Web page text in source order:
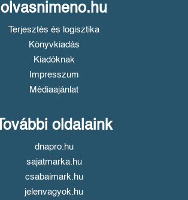
olvasnimeno.hu
Terjesztés és logisztika
Könyvkiadás
Kiadóknak
Impresszum
Médiaajánlat
További oldalaink
dnapro.hu
sajatmarka.hu
csabaimark.hu
jelenvagyok.hu